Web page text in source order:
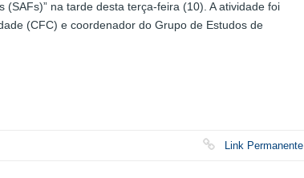
na tarde desta terça-feira (10). A atividade foi
(CFC) e coordenador do Grupo de Estudos de
Link Permanente